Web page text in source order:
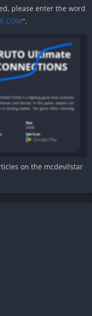
please enter the word
“.
on the mcdevilstar